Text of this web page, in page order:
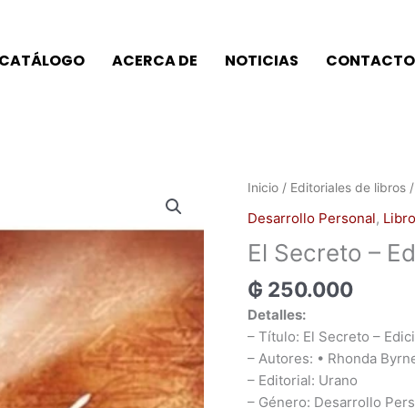
CATÁLOGO ACERCA DE NOTICIAS CONTACTO
Inicio / Editoriales de libros /
Desarrollo Personal, Libro
El Secreto –
₲ 250.000
Detalles:
– Título: El Secreto –
– Autores: • Rhonda
– Editorial: Urano
– Género: Desarrollo
El
Edición
Décimo
Aniversario
cantidad